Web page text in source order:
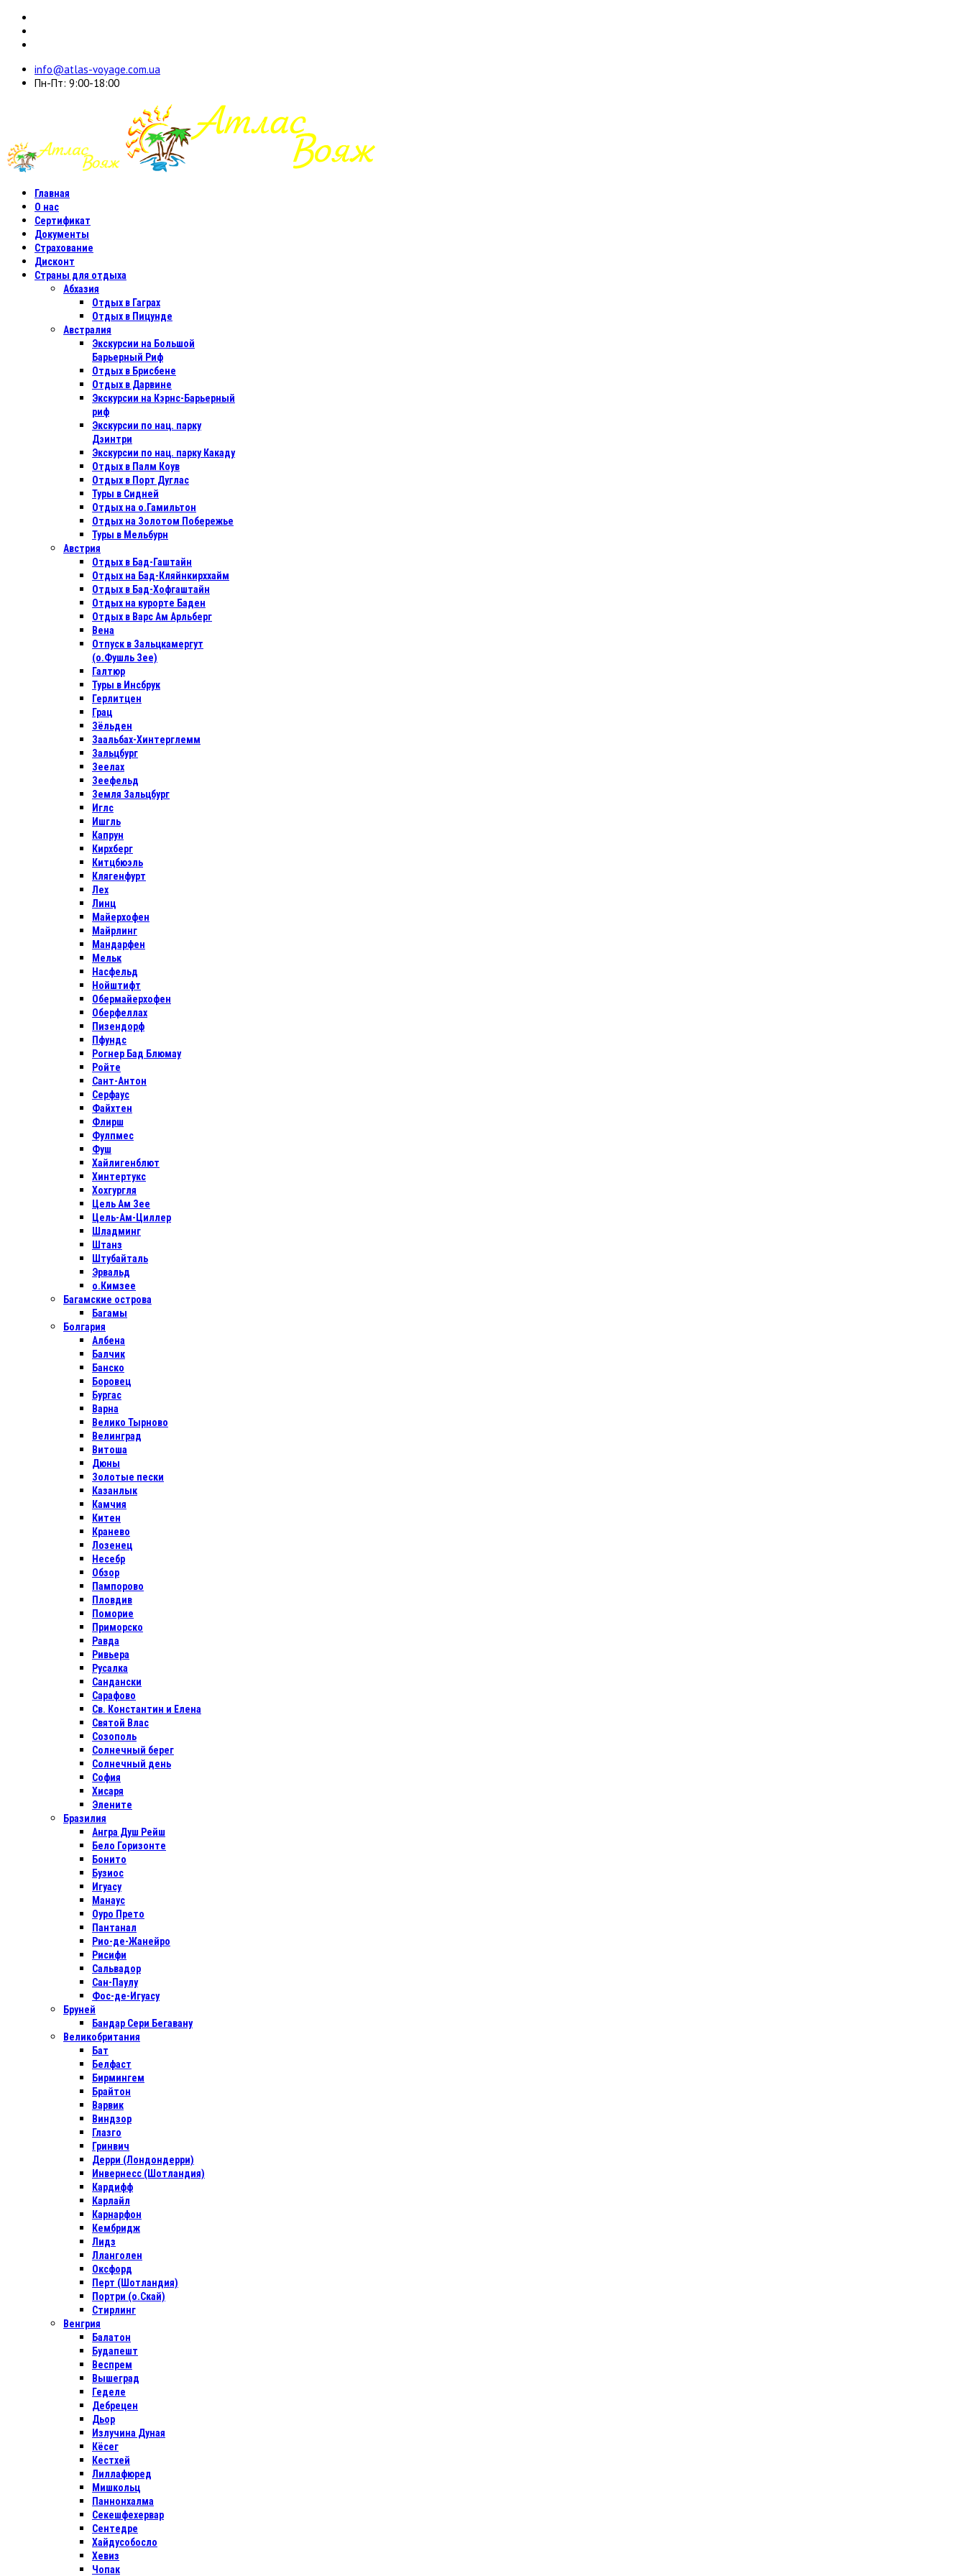
info@atlas-voyage.com.ua
Пн-Пт: 9:00-18:00
Главная
О нас
Сертификат
Документы
Страхование
Дисконт
Страны для отдыха
Абхазия
Отдых в Гаграх
Отдых в Пицунде
Австралия
Экскурсии на Большой
Барьерный Риф
Отдых в Бриcбене
Отдых в Дарвине
Экскурсии на Кэрнс-Барьерный
риф
Экскурсии по нац. парку
Дэинтри
Экскурсии по нац. парку Какаду
Отдых в Палм Коув
Отдых в Порт Дуглас
Туры в Сидней
Отдых на о.Гамильтон
Отдых на Золотом Побережье
Туры в Мельбурн
Австрия
Отдых в Бад-Гаштайн
Отдых на Бад-Кляйнкирххайм
Отдых в Бад-Хофгаштайн
Отдых на курорте Баден
Отдых в Варс Ам Арльберг
Вена
Отпуск в Зальцкамергут
(о.Фушль Зее)
Галтюр
Туры в Инсбрук
Герлитцен
Грац
Зёльден
Заальбах-Хинтерглемм
Зальцбург
Зеелах
Зеефельд
Земля Зальцбург
Иглс
Ишгль
Капрун
Кирхберг
Китцбюэль
Клягенфурт
Лех
Линц
Майерхофен
Майрлинг
Мандарфен
Мельк
Насфельд
Нойштифт
Обермайерхофен
Оберфеллах
Пизендорф
Пфундс
Рогнер Бад Блюмау
Ройте
Сант-Антон
Серфаус
Файхтен
Флирш
Фулпмес
Фуш
Хайлигенблют
Хинтертукс
Хохгургля
Цель Ам Зее
Цель-Ам-Циллер
Шладминг
Штанз
Штубайталь
Эрвальд
о.Кимзее
Багамские острова
Багамы
Болгария
Албена
Балчик
Банско
Боровец
Бургас
Варна
Велико Тырново
Велинград
Витоша
Дюны
Золотые пески
Казанлык
Камчия
Китен
Кранево
Лозенец
Несебр
Обзор
Пампорово
Пловдив
Поморие
Приморско
Равда
Ривьера
Русалка
Сандански
Сарафово
Св. Константин и Елена
Святой Влас
Созополь
Солнечный берег
Солнечный день
София
Хисаря
Элените
Бразилия
Ангра Душ Рейш
Бело Горизонте
Бонито
Бузиос
Игуасу
Манаус
Оуро Прето
Пантанал
Рио-де-Жанейро
Рисифи
Сальвадор
Сан-Паулу
Фос-де-Игуасу
Бруней
Бандар Сери Бегавану
Великобритания
Бат
Белфаст
Бирмингем
Брайтон
Варвик
Виндзор
Глазго
Гринвич
Дерри (Лондондерри)
Инвернесс (Шотландия)
Кардифф
Карлайл
Карнарфон
Кембридж
Лидз
Лланголен
Оксфорд
Перт (Шотландия)
Портри (о.Скай)
Стирлинг
Венгрия
Балатон
Будапешт
Веспрем
Вышеград
Геделе
Дебрецен
Дьор
Излучина Дуная
Кёсег
Кестхей
Лиллафюред
Мишкольц
Паннонхалма
Секешфехервар
Сентедре
Хайдусобосло
Хевиз
Чопак